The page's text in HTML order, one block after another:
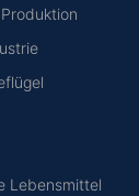
Lebensmittel